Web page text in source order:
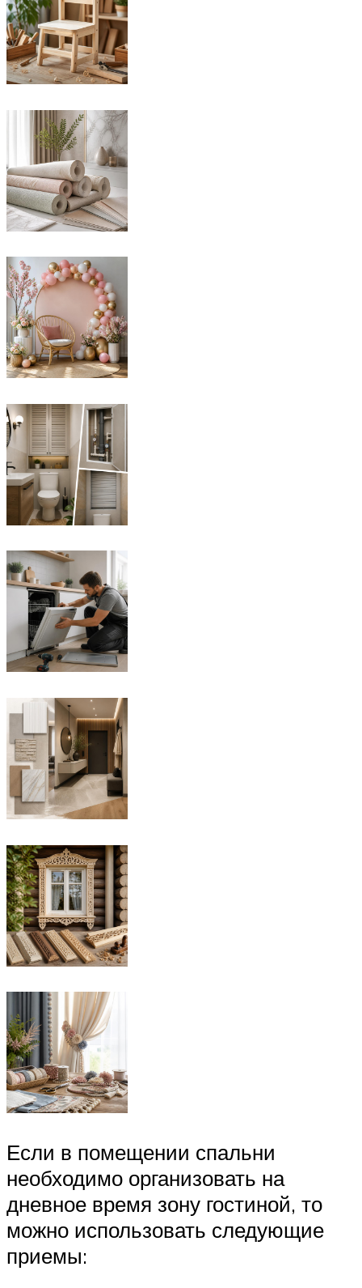
Если в помещении спальни
необходимо организовать на
дневное время зону гостиной, то
можно использовать следующие
приемы: